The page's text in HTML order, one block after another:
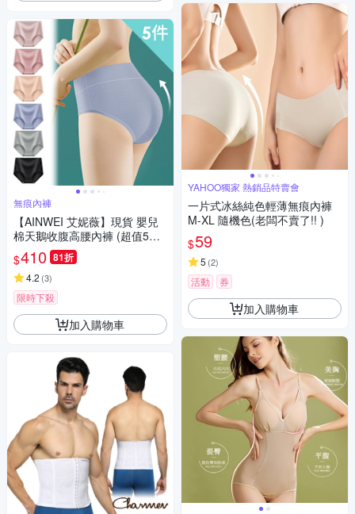
無痕內褲
【AINWEI 艾妮薇】現貨 嬰兒
棉天鵝收腹高腰內褲 (超值5件
組-顏色隨機)
$410 81折
4.2 (3)
限時下殺
加入購物車
YAHOO獨家 熱銷品特賣會
一片式冰絲純色輕薄無痕內褲
M-XL 隨機色(老闆不賣了!! )
$59
5 (2)
活動 券
加入購物車